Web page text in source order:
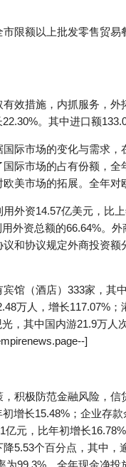
限额以上批发零售贸
效措施，内抓服务，
。其中进口额
际市场的变化与需求
际市场的占有份额，
美市场的拓展。全年对
外资14.57亿美元，比
外资总额的66.64%。
和协议规定外商投资
馆（酒店）333家，其
万人，增长117.07%
，其中国内游21.9万
]
积极防范金融风险，
增长15.48%；企业存
亿元，比年初增长
5.53个百分点，其中
99.3%。全年现金净投